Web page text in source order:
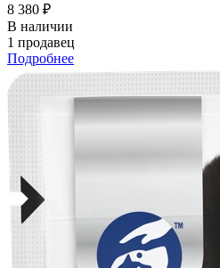
8 380 ₽
В наличии
1 продавец
Подробнее